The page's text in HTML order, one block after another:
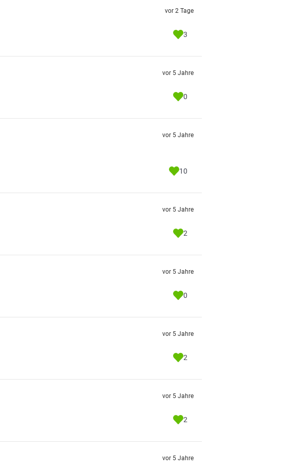
vor 2 Tage
3
vor 5 Jahre
0
vor 5 Jahre
10
vor 5 Jahre
2
vor 5 Jahre
0
vor 5 Jahre
2
vor 5 Jahre
2
vor 5 Jahre